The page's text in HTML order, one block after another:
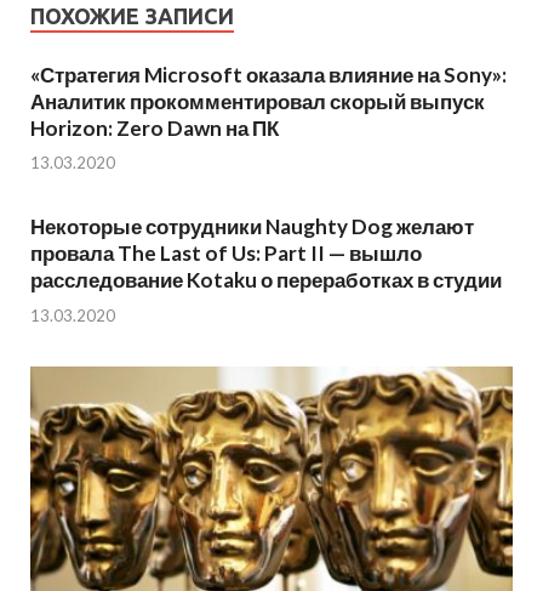
ПОХОЖИЕ ЗАПИСИ
«Стратегия Microsoft оказала влияние на Sony»:
Аналитик прокомментировал скорый выпуск
Horizon: Zero Dawn на ПК
13.03.2020
Некоторые сотрудники Naughty Dog желают
провала The Last of Us: Part II — вышло
расследование Kotaku о переработках в студии
13.03.2020